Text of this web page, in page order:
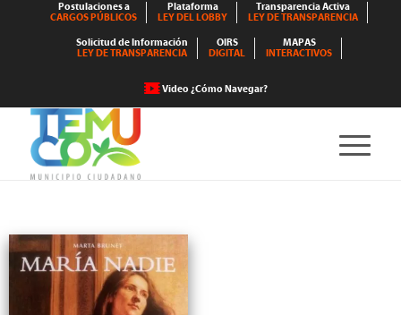
Postulaciones a
CARGOS PÚBLICOS
Plataforma
LEY DEL LOBBY
Transparencia Activa
LEY DE TRANSPARENCIA
Solicitud de Información
LEY DE TRANSPARENCIA
OIRS
DIGITAL
MAPAS
INTERACTIVOS
Video ¿Cómo Navegar?